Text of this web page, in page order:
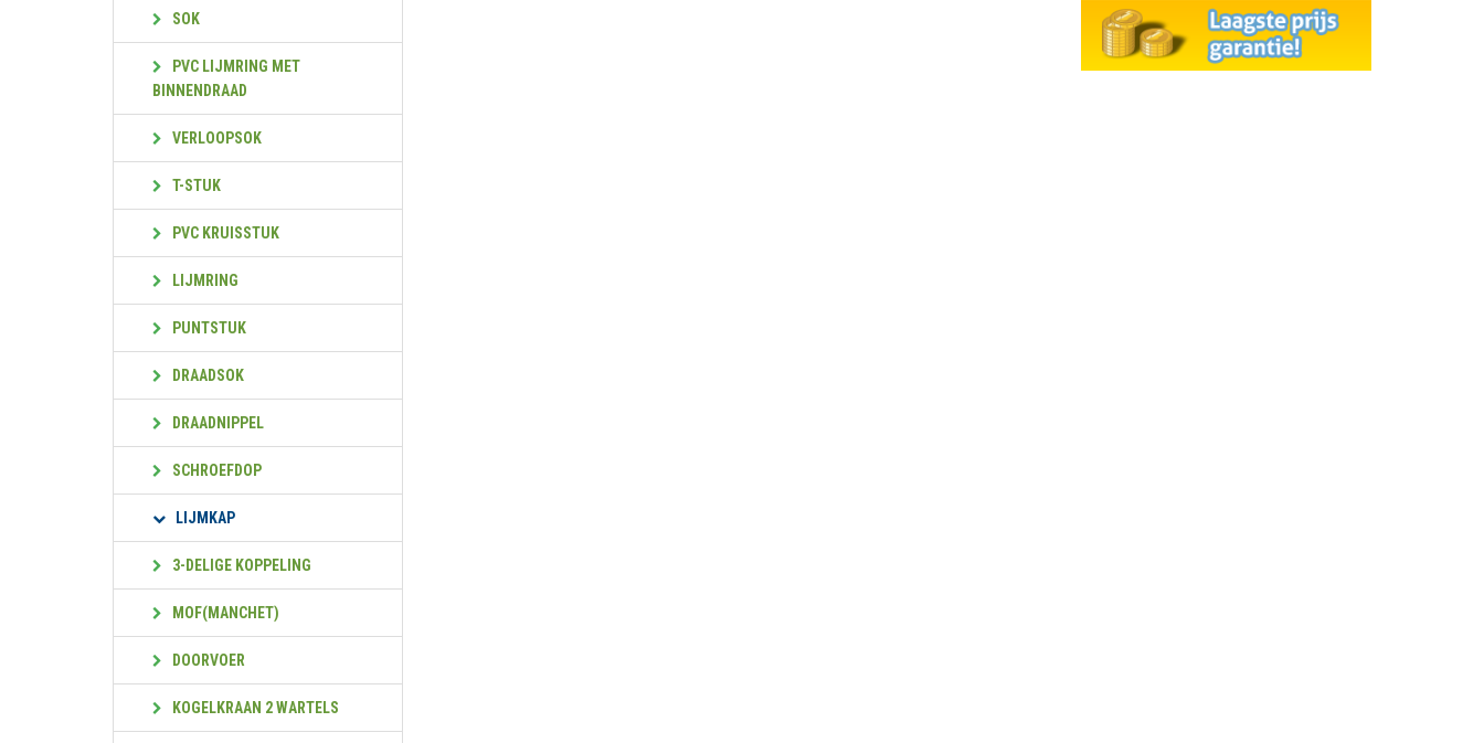
SOK
PVC LIJMRING MET
BINNENDRAAD
VERLOOPSOK
T-STUK
PVC KRUISSTUK
LIJMRING
PUNTSTUK
DRAADSOK
DRAADNIPPEL
SCHROEFDOP
LIJMKAP
3-DELIGE KOPPELING
MOF(MANCHET)
DOORVOER
KOGELKRAAN 2 WARTELS